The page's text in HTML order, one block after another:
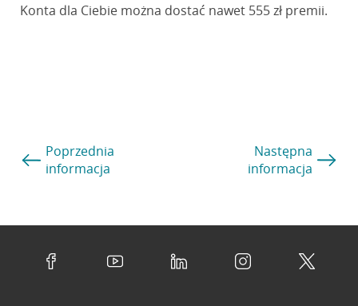
Konta dla Ciebie można dostać nawet 555 zł premii.
Poprzednia
informacja
Następna
informacja